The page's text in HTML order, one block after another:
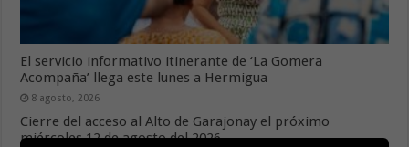
El servicio informativo itinerante de ‘La Gomera
Acompaña’ llega este lunes a Hermigua
8 agosto, 2026
Cierre del acceso al Alto de Garajonay el próximo
miércoles 12 de agosto del 2026